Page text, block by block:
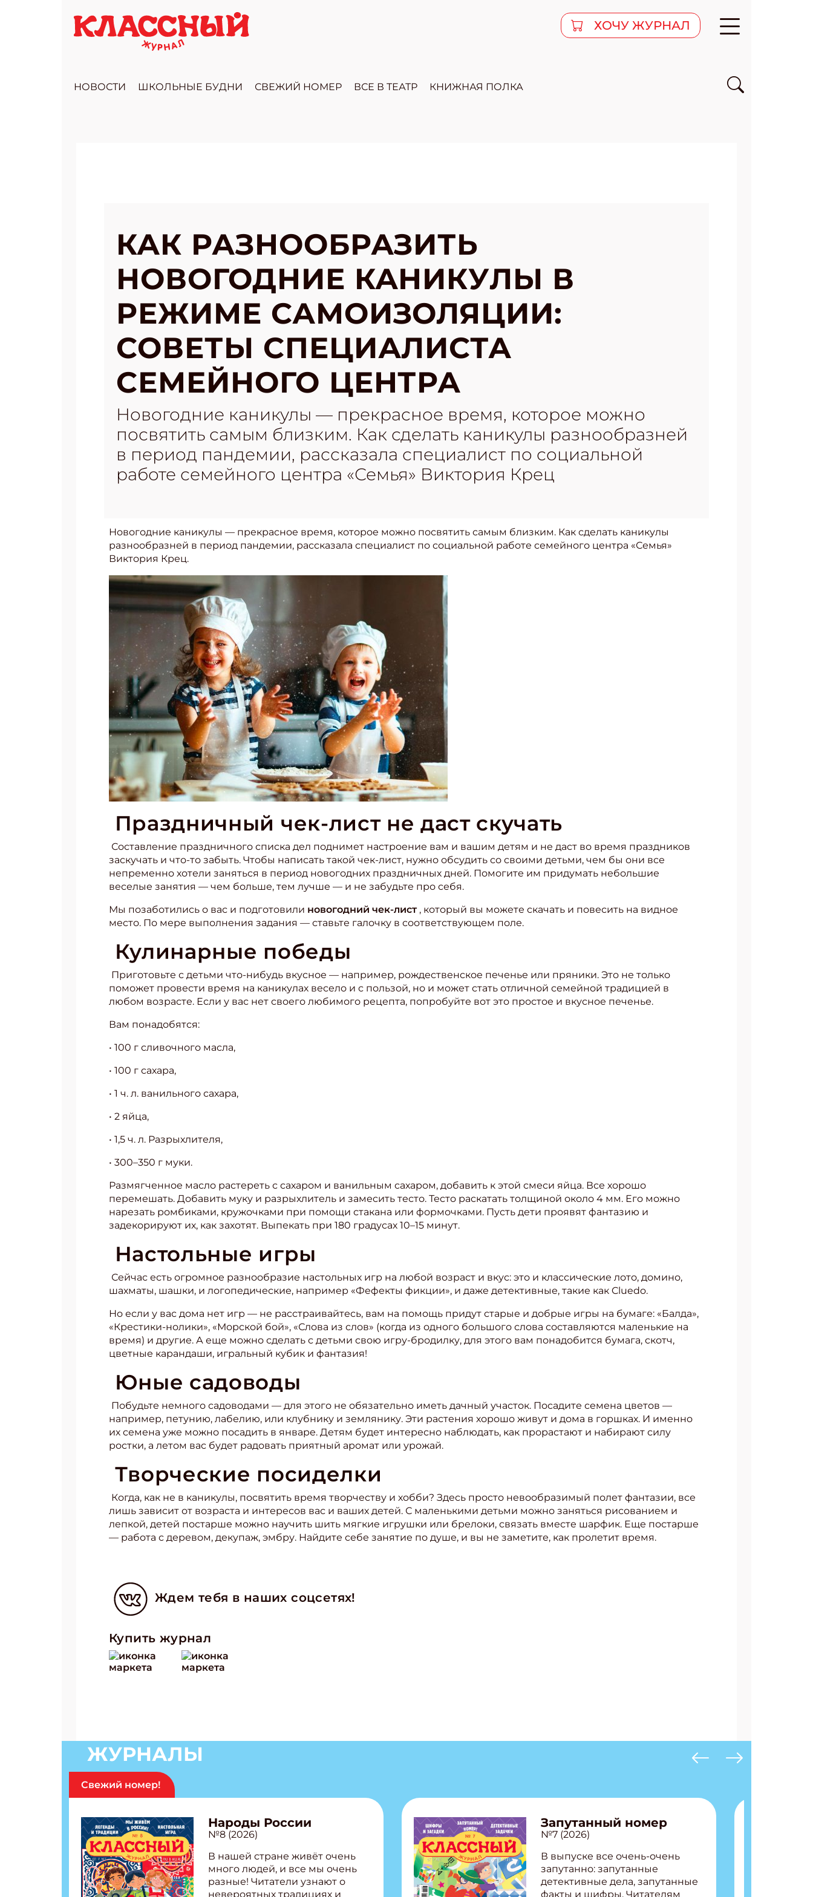
ХОЧУ ЖУРНАЛ
НОВОСТИ ШКОЛЬНЫЕ БУДНИ СВЕЖИЙ НОМЕР ВСЕ В ТЕАТР КНИЖНАЯ ПОЛКА
КАК РАЗНООБРАЗИТЬ
НОВОГОДНИЕ КАНИКУЛЫ В
РЕЖИМЕ САМОИЗОЛЯЦИИ:
СОВЕТЫ СПЕЦИАЛИСТА
СЕМЕЙНОГО ЦЕНТРА
Новогодние каникулы — прекрасное время, которое можно
посвятить самым близким. Как сделать каникулы разнообразней
в период пандемии, рассказала специалист по социальной
работе семейного центра «Семья» Виктория Крец
Новогодние каникулы — прекрасное время, которое можно посвятить самым близким. Как сделать каникулы
разнообразней в период пандемии, рассказала специалист по социальной работе семейного центра «Семья»
Виктория Крец.
Праздничный чек-лист не даст скучать
Составление праздничного списка дел поднимет настроение вам и вашим детям и не даст во время праздников
заскучать и что-то забыть. Чтобы написать такой чек-лист, нужно обсудить со своими детьми, чем бы они все
непременно хотели заняться в период новогодних праздничных дней. Помогите им придумать небольшие
веселые занятия –– чем больше, тем лучше –– и не забудьте про себя.
Мы позаботились о вас и подготовили новогодний чек-лист , который вы можете скачать и повесить на видное
место. По мере выполнения задания — ставьте галочку в соответствующем поле.
Кулинарные победы
Приготовьте с детьми что-нибудь вкусное –– например, рождественское печенье или пряники. Это не только
поможет провести время на каникулах весело и с пользой, но и может стать отличной семейной традицией в
любом возрасте. Если у вас нет своего любимого рецепта, попробуйте вот это простое и вкусное печенье.
Вам понадобятся:
• 100 г сливочного масла,
• 100 г сахара,
• 1 ч. л. ванильного сахара,
• 2 яйца,
• 1,5 ч. л. Разрыхлителя,
• 300–350 г муки.
Размягченное масло растереть с сахаром и ванильным сахаром, добавить к этой смеси яйца. Все хорошо
перемешать. Добавить муку и разрыхлитель и замесить тесто. Тесто раскатать толщиной около 4 мм. Его можно
нарезать ромбиками, кружочками при помощи стакана или формочками. Пусть дети проявят фантазию и
задекорируют их, как захотят. Выпекать при 180 градусах 10–15 минут.
Настольные игры
Сейчас есть огромное разнообразие настольных игр на любой возраст и вкус: это и классические лото, домино,
шахматы, шашки, и логопедические, например «Фефекты фикции», и даже детективные, такие как Cluedo.
Но если у вас дома нет игр — не расстраивайтесь, вам на помощь придут старые и добрые игры на бумаге: «Балда»,
«Крестики-нолики», «Морской бой», «Слова из слов» (когда из одного большого слова составляются маленькие на
время) и другие. А еще можно сделать с детьми свою игру-бродилку, для этого вам понадобится бумага, скотч,
цветные карандаши, игральный кубик и фантазия!
Юные садоводы
Побудьте немного садоводами –– для этого не обязательно иметь дачный участок. Посадите семена цветов ––
например, петунию, лабелию, или клубнику и землянику. Эти растения хорошо живут и дома в горшках. И именно
их семена уже можно посадить в январе. Детям будет интересно наблюдать, как прорастают и набирают силу
ростки, а летом вас будет радовать приятный аромат или урожай.
Творческие посиделки
Когда, как не в каникулы, посвятить время творчеству и хобби? Здесь просто невообразимый полет фантазии, все
лишь зависит от возраста и интересов вас и ваших детей. С маленькими детьми можно заняться рисованием и
лепкой, детей постарше можно научить шить мягкие игрушки или брелоки, связать вместе шарфик. Еще постарше
— работа с деревом, декупаж, эмбру. Найдите себе занятие по душе, и вы не заметите, как пролетит время.
Ждем тебя в наших соцсетях!
Купить журнал
ЖУРНАЛЫ
Свежий номер!
Народы России
№8 (2026)
В нашей стране живёт очень
много людей, и все мы очень
разные! Читатели узнают о
невероятных традициях и
Запутанный номер
№7 (2026)
В выпуске все очень-очень
запутанно: запутанные
детективные дела, запутанные
факты и шифры. Читателям
Подпишись на рассылку
Получи электронный "Классный журнал" в подарок!
Укажите имя
Укажите Ваш Email
ПОДПИСАТЬСЯ